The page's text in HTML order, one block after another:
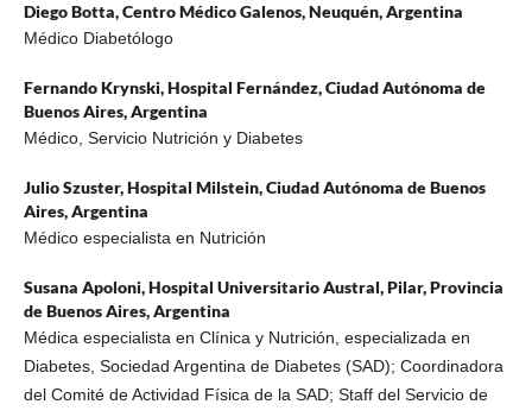
Diego Botta,Centro Médico Galenos, Neuquén, Argentina
Médico Diabetólogo
Fernando Krynski,Hospital Fernández, Ciudad Autónoma de
Buenos Aires, Argentina
Médico, Servicio Nutrición y Diabetes
Julio Szuster,Hospital Milstein, Ciudad Autónoma de Buenos
Aires, Argentina
Médico especialista en Nutrición
Susana Apoloni,Hospital Universitario Austral, Pilar, Provincia
de Buenos Aires, Argentina
Médica especialista en Clínica y Nutrición, especializada en
Diabetes, Sociedad Argentina de Diabetes (SAD); Coordinadora
del Comité de Actividad Física de la SAD; Staff del Servicio de